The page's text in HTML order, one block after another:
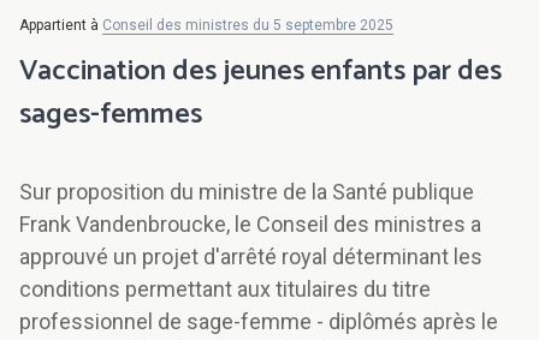
Appartient à Conseil des ministres du 5 septembre 2025
Vaccination des jeunes enfants par des
sages-femmes
Sur proposition du ministre de la Santé publique
Frank Vandenbroucke, le Conseil des ministres a
approuvé un projet d'arrêté royal déterminant les
conditions permettant aux titulaires du titre
professionnel de sage-femme - diplômés après le